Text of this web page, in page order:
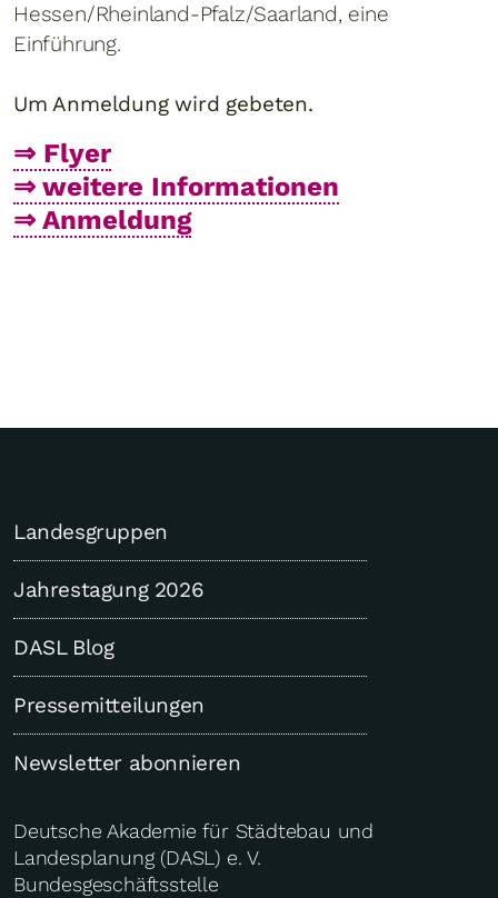
Hessen/Rheinland-Pfalz/Saarland, eine
Einführung.
Um Anmeldung wird gebeten.
⇒ Flyer
⇒ weitere Informationen
⇒ Anmeldung
Landesgruppen
Jahrestagung 2026
DASL Blog
Pressemitteilungen
Newsletter abonnieren
Deutsche Akademie für Städtebau und
Landesplanung (DASL) e. V.
Bundesgeschäftsstelle